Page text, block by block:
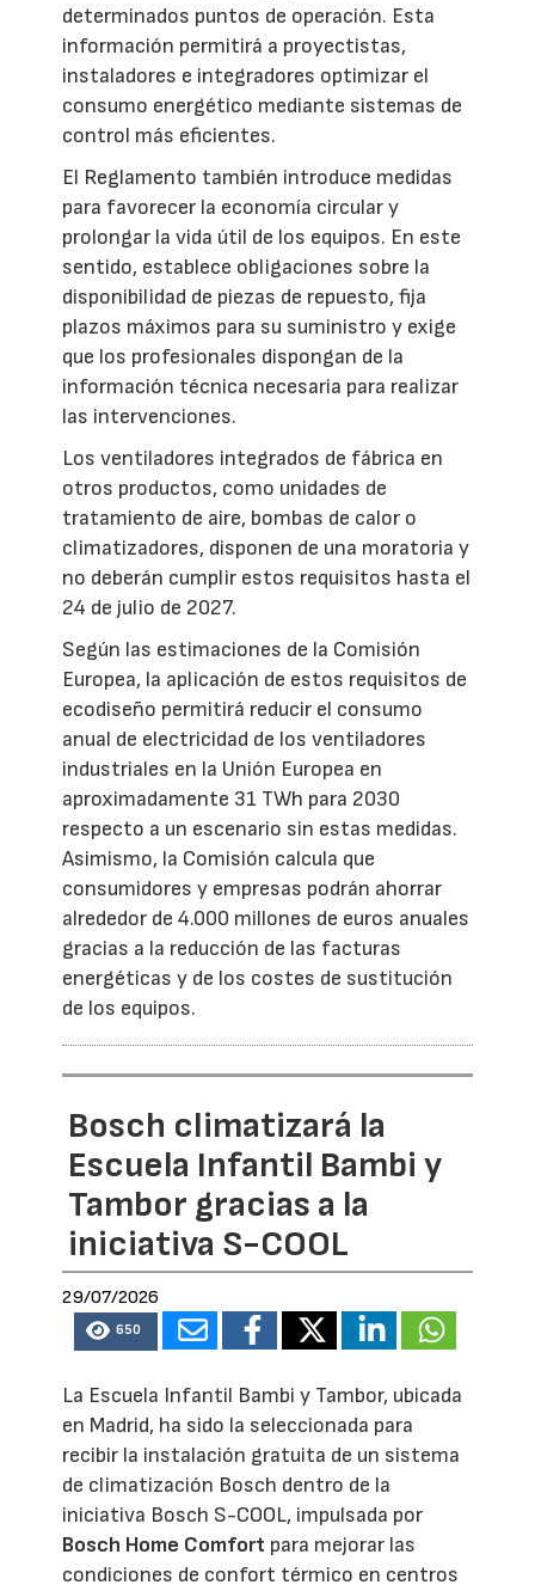
determinados puntos de operación. Esta
información permitirá a proyectistas,
instaladores e integradores optimizar el
consumo energético mediante sistemas de
control más eficientes.
El Reglamento también introduce medidas
para favorecer la economía circular y
prolongar la vida útil de los equipos. En este
sentido, establece obligaciones sobre la
disponibilidad de piezas de repuesto, fija
plazos máximos para su suministro y exige
que los profesionales dispongan de la
información técnica necesaria para realizar
las intervenciones.
Los ventiladores integrados de fábrica en
otros productos, como unidades de
tratamiento de aire, bombas de calor o
climatizadores, disponen de una moratoria y
no deberán cumplir estos requisitos hasta el
24 de julio de 2027.
Según las estimaciones de la Comisión
Europea, la aplicación de estos requisitos de
ecodiseño permitirá reducir el consumo
anual de electricidad de los ventiladores
industriales en la Unión Europea en
aproximadamente 31 TWh para 2030
respecto a un escenario sin estas medidas.
Asimismo, la Comisión calcula que
consumidores y empresas podrán ahorrar
alrededor de 4.000 millones de euros anuales
gracias a la reducción de las facturas
energéticas y de los costes de sustitución
de los equipos.
Bosch climatizará la
Escuela Infantil Bambi y
Tambor gracias a la
iniciativa S-COOL
29/07/2026
650
La Escuela Infantil Bambi y Tambor, ubicada
en Madrid, ha sido la seleccionada para
recibir la instalación gratuita de un sistema
de climatización Bosch dentro de la
iniciativa Bosch S-COOL, impulsada por
Bosch Home Comfort para mejorar las
condiciones de confort térmico en centros